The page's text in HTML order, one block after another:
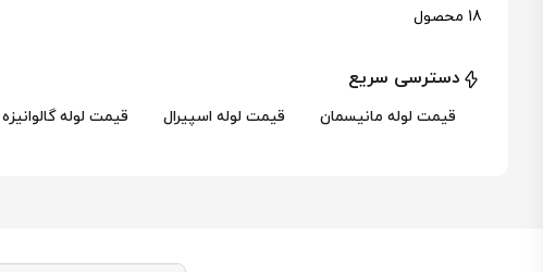
18 محصول
دسترسی سریع
قیمت لوله مانیسمان قیمت لوله اسپیرال قیمت لوله گالوانیزه